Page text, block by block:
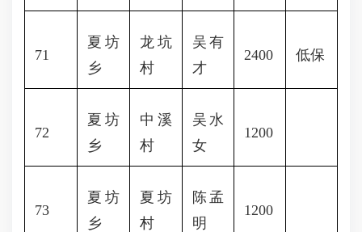
71
夏坊
乡
龙坑
村
吴有
才
2400 低保
72
夏坊
乡
中溪
村
吴水
女
1200
73
夏坊
乡
夏坊
村
陈孟
明
1200